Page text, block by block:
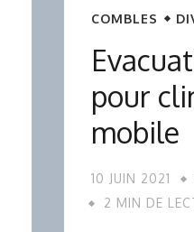
COMBLES
pour
mobile
10 JUIN 2021
2 MIN DE